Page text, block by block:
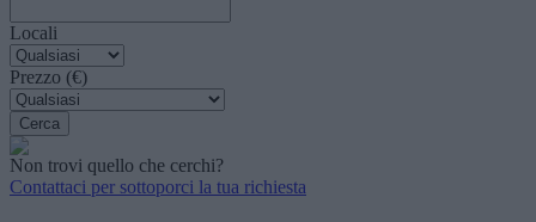
Locali
Prezzo (€)
Non trovi quello che cerchi?
Contattaci per sottoporci la tua richiesta